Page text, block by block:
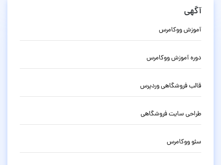
آگهی
آموزش ووکامرس
دوره آموزش ووکامرس
قالب فروشگاهی وردپرس
طراحی سایت فروشگاهی
سئو ووکامرس